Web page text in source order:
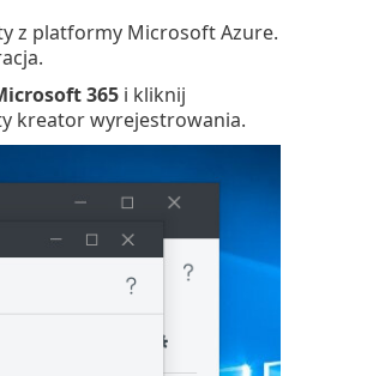
z platformy Microsoft Azure.
365i kliknij
kreator wyrejestrowania.